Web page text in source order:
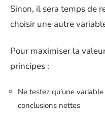
Sinon, il sera temps de
choisir une autre
Pour maximiser la
principes :
Ne testez qu’une
conclusions nettes